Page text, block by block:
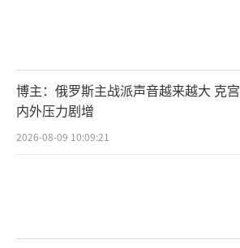
博主：俄罗斯主战派声音越来越大 克宫
内外压力剧增
2026-08-09 10:09:21